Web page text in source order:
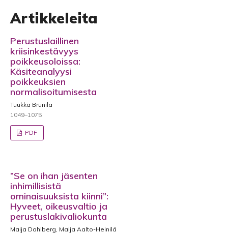
Artikkeleita
Perustuslaillinen
kriisinkestävyys
poikkeusoloissa:
Käsiteanalyysi
poikkeuksien
normalisoitumisesta
Tuukka Brunila
1049–1075
PDF
”Se on ihan jäsenten
inhimillisistä
ominaisuuksista kiinni”:
Hyveet, oikeusvaltio ja
perustuslakivaliokunta
Maija Dahlberg, Maija Aalto-Heinilä